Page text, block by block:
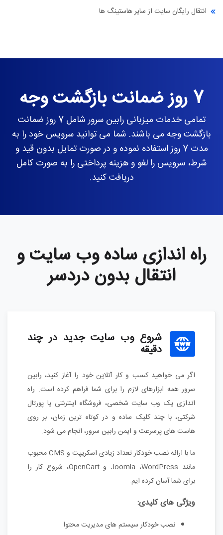
انتقال رایگان سایت از سایر هاستینگ ها
7 روز ضمانت بازگشت وجه
تمامی خدمات میزبانی رابین سرور شامل 7 روز ضمانت
بازگشت وجه می باشند. شما می توانید سرویس خود را به
مدت 7 روز استفاده نموده و در صورت تمایل بدون قید و
شرط، سرویس را لغو و هزینه پرداختی را به صورت کامل
دریافت کنید.
راه اندازی ساده وب سایت و
انتقال بدون دردسر
شروع وب سایت جدید در چند
دقیقه
اگر می خواهید کسب و کار آنلاین خود را آغاز کنید، رابین
سرور همه ابزارهای لازم را برای شما فراهم کرده است. راه
اندازی یک وب سایت شخصی، فروشگاه اینترنتی یا پورتال
شرکتی، با چند کلیک ساده و در کوتاه ترین زمان، بر روی
هاست های پرسرعت و ایمن رابین سرور، انجام می شود.
ما با ارائه نصب خودکار تعداد زیادی اسکریپت و CMS محبوب
مانند Joomla ،WordPress و OpenCart، شروع کار را
برای شما آسان کرده ایم.
ویژگی های کلیدی:
نصب خودکار سیستم های مدیریت محتوا